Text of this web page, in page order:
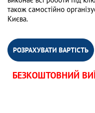
також самостійно
Києва.
РОЗРАХУВАТИ ВАРТІСТЬ
БЕЗКОШТОВНИЙ